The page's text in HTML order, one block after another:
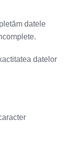
datele
datelor